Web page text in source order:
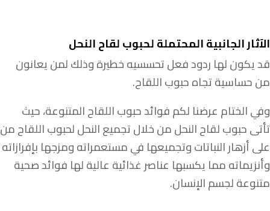
الآثار الجانبية المحتملة لحبوب لقاح النحل
قد يكون لها ردود فعل تحسسيه خطيرة وذلك لمن يعانون
من حساسية تجاه حبوب اللقاح.
وفي الختام عرضنا لكم فوائد حبوب اللقاح المتنوعة، حيث
تأتى حبوب لقاح النحل من خلال تجميع النحل لحبوب اللقاح من
على أزهار النباتات وتجميعها في مستعمراته ومزجها بإفرازاته
وأنزيماته مما يكسبها عناصر غذائية عالية لها فوائد صحية
متنوعة لجسم الإنسان.